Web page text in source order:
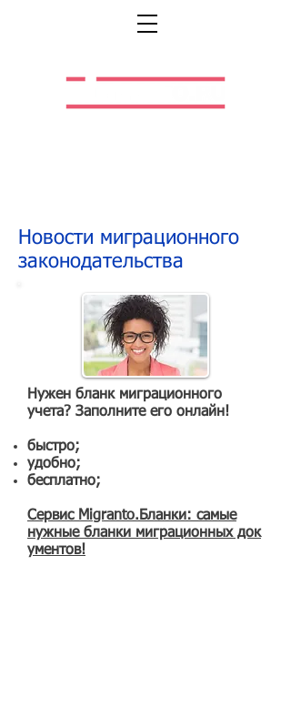
Новости миграционного
законодательства
Нужен бланк миграционного
учета? Заполните его онлайн!
быстро;
удобно;
бесплатно;
Сервис Migranto.Бланки: самые
нужные бланки миграционных док
ументов!